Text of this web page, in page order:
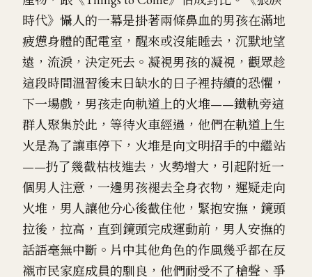
時代》懾人的一幕是掛著兩條鼻血的男孩在滿地
疲憊身體的配電室，醒來或沒能睡去，沉默地望
遠，流淚，決定死去。凝視男孩的凝視，觀眾趁
這段時間溫習後末日缺水的日子裡持續的恐懼，
下一場戲，男孩走向軌道上的火堆——鐵軌旁這
群人聚集於此，等待火車經過，他們在軌道上生
火是為了讓車停下，火堆是向文明招手的中繼站
——扔了幾截枯枝進去，火勢增大，引起附近一
個男人注意，一邊男孩褪去全身衣物，遲疑走向
火堆，男人讓他分心後截住他，緊抱安撫，鏡頭
拉後，拉高，直到鏡頭完成運動前，男人安撫的
話語毫無中斷。片中其他角色的作風幾乎都在反
襯市民家庭成員的馴良，他們耐受不了槍聲、爭